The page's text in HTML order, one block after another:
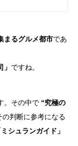
まるグルメ都市であ
」 ですね。
。その中で “究極の
の判断に参考になる
ミシュランガイド」